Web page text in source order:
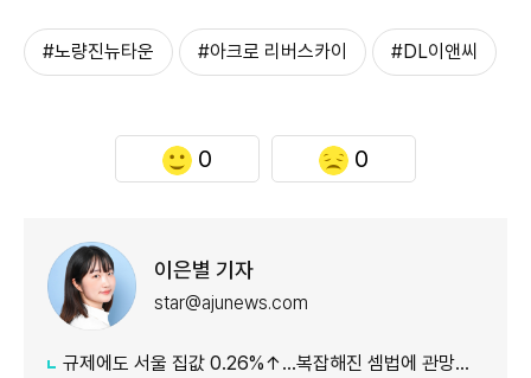
#노량진뉴타운 #아크로 리버스카이 #DL이앤씨
0 0
이은별 기자
star@ajunews.com
규제에도 서울 집값 0.26%↑…복잡해진 셈법에 관망세 장기화되나